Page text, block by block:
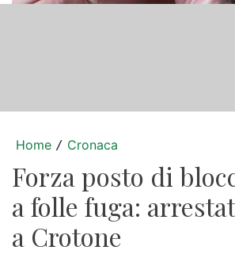
Home / Cronaca
Forza posto di
a folle fuga:
a Crotone